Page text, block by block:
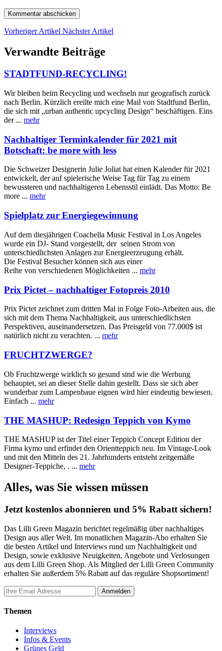
Vorheriger Artikel Nächster Artikel
Verwandte Beiträge
STADTFUND-RECYCLING!
Wir bleiben beim Recycling und wechseln nur geografisch zurück
nach Berlin. Kürzlich ereilte mich eine Mail von Stadtfund Berlin,
die sich mit „urban authentic upcycling Design“ beschäftigen. Eins
der... mehr
Nachhaltiger Terminkalender für 2021 mit
Botschaft: be more with less
Die Schweizer Designerin Julie Joliat hat einen Kalender für 2021
entwickelt, der auf spielerische Weise Tag für Tag zu einem
bewussteren und nachhaltigeren Lebensstil einlädt. Das Motto: Be
more ... mehr
Spielplatz zur Energiegewinnung
Auf dem diesjährigen Coachella Music Festival in Los Angeles
wurde ein DJ- Stand vorgestellt, der seinen Strom von
unterschiedlichsten Anlagen zur Energieerzeugung erhält.
Die Festival Besucher können sich aus einer
Reihe von verschiedenen Möglichkeiten ... mehr
Prix Pictet – nachhaltiger Fotopreis 2010
Prix Pictet zeichnet zum dritten Mal in Folge Foto-Arbeiten aus, die
sich mit dem Thema Nachhaltigkeit, aus unterschiedlichsten
Perspektiven, auseinandersetzen. Das Preisgeld von 77.000$ ist
natürlich nicht zu verachten. ... mehr
FRUCHTZWERGE?
Ob Fruchtzwerge wirklich so gesund sind wie die Werbung
behauptet, sei an dieser Stelle dahin gestellt. Dass sie sich aber
wunderbar zum Lampenbaue eignen wird hier eindeutig bewiesen.
Einfach ... mehr
THE MASHUP: Redesign Teppich von Kymo
THE MASHUP ist der Titel einer Teppich Concept Edition der
Firma kymo und erfindet den Orientteppich neu. Im Vintage-Look
und mit den Mitteln des 21. Jahrhunderts entsteht zeitgemäße
Designer-Teppiche, . ... mehr
Alles, was Sie wissen müssen
Jetzt kostenlos abonnieren und 5% Rabatt sichern!
Das Lilli Green Magazin berichtet regelmäßig über nachhaltiges
Design aus aller Welt. Im monatlichen Magazin-Abo erhalten Sie
die besten Artikel und Interviews rund um Nachhaltigkeit und
Design, sowie exklusive Neuigkeiten, Angebote und Verlosungen
aus dem Lilli Green Shop. Als Mitglied der Lilli Green Community
erhalten Sie außerdem 5% Rabatt auf das reguläre Shopsortiment!
Themen
Interviews
Infos & Events
Grünes Geld